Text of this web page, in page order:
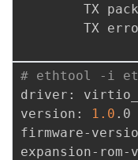
TX
TX
# ethtool -i
driver:
version:
1.0 .0
firmware-
expansion-